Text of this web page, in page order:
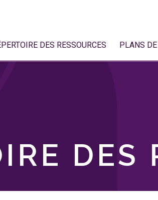
DES RESSOURCES PLANS
DES